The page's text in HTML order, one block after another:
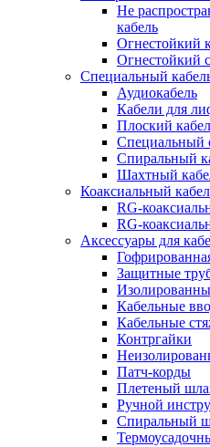
Не
кабель
Огнестойкий
Огнестойкий
Специальный
Аудиокабель
Кабели для
Плоский
Специальный
Спиральный
Шахтный
Коаксиальный
RG-
RG-
Аксессуары для
Защитные
Кабельные
Кабельные
Контргайки
Патч-корды
Плетеный
Ручной
Спиральный